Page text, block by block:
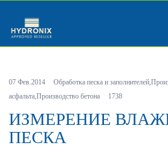
07 Фев.2014 Обработка песка и заполнителей
асфальта Производство бетона 1738
ИЗМЕРЕНИЕ
ПЕСКА